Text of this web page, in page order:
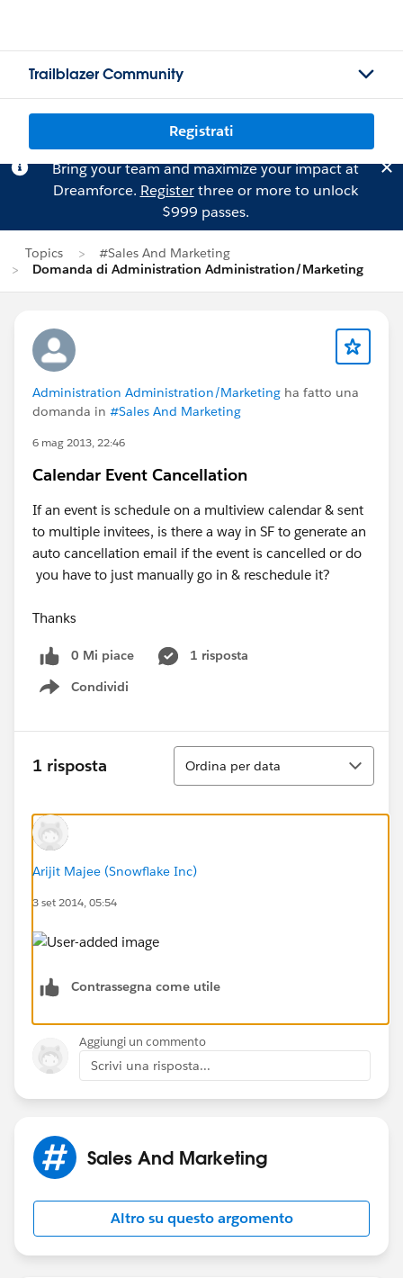
Trailblazer Community
Registrati
Bring your team and maximize your impact at
Dreamforce. Registerthree or more to unlock
$999 passes.
Topics
#Sales And Marketing
Domanda di Administration Administration/Marketing
Administration Administration/Marketing ha fatto una
domanda in #Sales And Marketing
6 mag 2013, 22:46
Calendar Event Cancellation
If an event is schedule on a multiview calendar & sent
to multiple invitees, is there a way in SF to generate an
auto cancellation email if the event is cancelled or do
you have to just manually go in & reschedule it?
Thanks
0 Mi piace
1 risposta
Condividi
Show menu
1 risposta
Ordina
Ordina per data
Arijit Majee (Snowflake Inc)
3 set 2014, 05:54
Contrassegna come utile
Aggiungi un commento
Scrivi una risposta...
Sales And Marketing
Altro su questo argomento